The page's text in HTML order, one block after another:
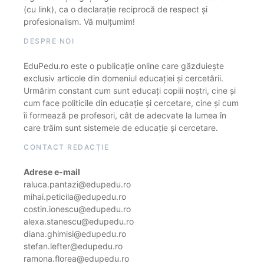
(cu link), ca o declarație reciprocă de respect și
profesionalism. Vă mulțumim!
DESPRE NOI
EduPedu.ro este o publicație online care găzduiește
exclusiv articole din domeniul educației și cercetării.
Urmărim constant cum sunt educați copiii noștri, cine și
cum face politicile din educație și cercetare, cine și cum
îi formează pe profesori, cât de adecvate la lumea în
care trăim sunt sistemele de educație și cercetare.
CONTACT REDACȚIE
Adrese e-mail
raluca.pantazi@edupedu.ro
mihai.peticila@edupedu.ro
costin.ionescu@edupedu.ro
alexa.stanescu@edupedu.ro
diana.ghimisi@edupedu.ro
stefan.lefter@edupedu.ro
ramona.florea@edupedu.ro